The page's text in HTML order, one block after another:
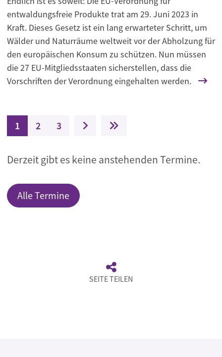
entwaldungsfreie Produkte trat am 29. Juni 2023 in
Kraft. Dieses Gesetz ist ein lang erwarteter Schritt, um
Wälder und Naturräume weltweit vor der Abholzung für
den europäischen Konsum zu schützen. Nun müssen
die 27 EU-Mitgliedsstaaten sicherstellen, dass die
Vorschriften der Verordnung eingehalten werden.
Seitennummerierung
Aktuelle Seite
1 Seite
2 Seite
3 Nächste Seite
Letzte Seite
Derzeit gibt es keine anstehenden Termine.
Alle Termine
SEITE TEILEN